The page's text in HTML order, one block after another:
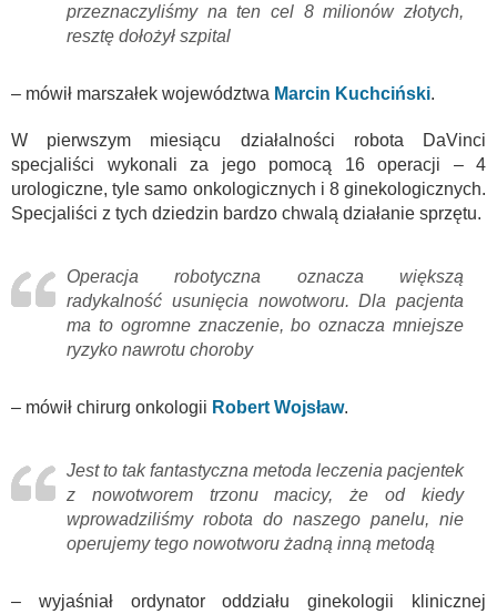
przeznaczyliśmy na ten cel 8 milionów złotych,
resztę dołożył szpital
– mówił marszałek województwa Marcin Kuchciński.
W pierwszym miesiącu działalności robota DaVinci
specjaliści wykonali za jego pomocą 16 operacji – 4
urologiczne, tyle samo onkologicznych i 8 ginekologicznych.
Specjaliści z tych dziedzin bardzo chwalą działanie sprzętu.
Operacja robotyczna oznacza większą
radykalność usunięcia nowotworu. Dla pacjenta
ma to ogromne znaczenie, bo oznacza mniejsze
ryzyko nawrotu choroby
– mówił chirurg onkologii Robert Wojsław.
Jest to tak fantastyczna metoda leczenia pacjentek
z nowotworem trzonu macicy, że od kiedy
wprowadziliśmy robota do naszego panelu, nie
operujemy tego nowotworu żadną inną metodą
– wyjaśniał ordynator oddziału ginekologii klinicznej